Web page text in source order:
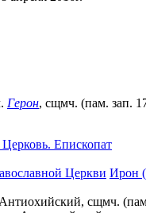
Герон, сщмч. (пам. зап.
Епископат
Церкви Ирон
сщмч.